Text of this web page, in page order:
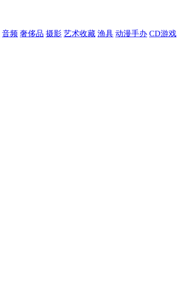
音频 奢侈品 摄影 艺术收藏 渔具 动漫手办 CD游戏